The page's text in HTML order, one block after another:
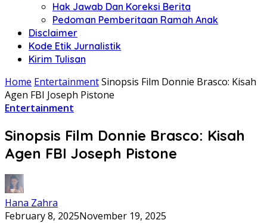
Hak Jawab Dan Koreksi Berita
Pedoman Pemberitaan Ramah Anak
Disclaimer
Kode Etik Jurnalistik
Kirim Tulisan
Home EntertainmentSinopsis Film Donnie Brasco: Kisah
Agen FBI Joseph Pistone
Entertainment
Sinopsis Film Donnie Brasco: Kisah
Agen FBI Joseph Pistone
Hana Zahra
February 8, 2025November 19, 2025